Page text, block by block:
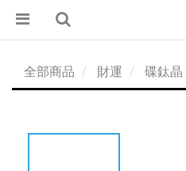
全部商品 財運 碟鈦晶